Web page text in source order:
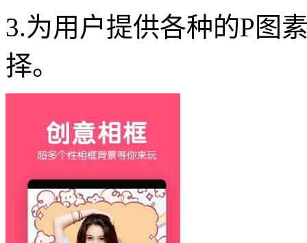
3.为用户提供各种的P图
择。